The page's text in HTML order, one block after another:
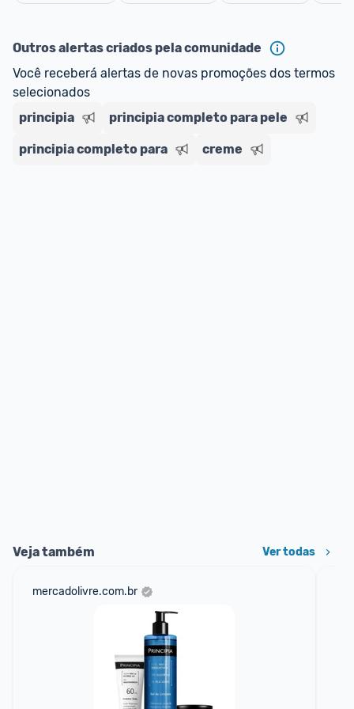
E lembre-se: você sempre pode contar ajuda da
comunidade para tirar dúvidas ou acionar os
nossos Admins marcando
comentário ou através do Fale com o Promobit.
Outros alertas criados pela comunidade
Você receberá alertas de novas promoções dos termos
selecionados
principia
principia completo para pele
principia completo para creme
Veja também Ver todas
mercadolivre.com.br